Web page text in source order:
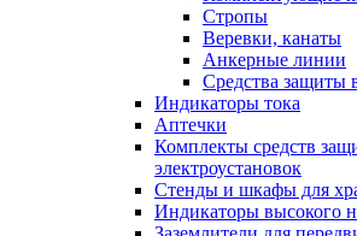
Стропы
Веревки, канаты
Анкерные линии
Средства защиты
Индикаторы тока
Аптечки
Комплекты средств
электроустановок
Стенды и шкафы для
Индикаторы высокого